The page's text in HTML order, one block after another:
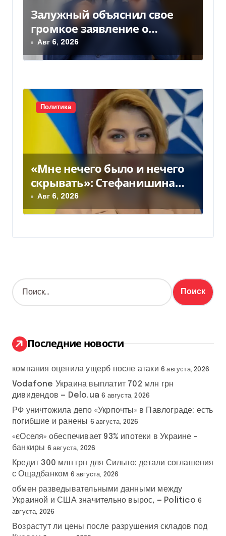
Залужный объяснил свое
громкое заявление о
вступлении Украины в НАТО
Авг 6, 2026
Политика
«Мне нечего было и нечего
скрывать»: Стефанишина
прокомментировала новое
подозрение
Авг 6, 2026
Н
а
:
Последние новости
компания оценила ущерб после атаки 6 августа, 2026
Vodafone Украина выплатит 702 млн грн
дивидендов — Delo.ua 6 августа, 2026
РФ уничтожила депо «Укрпочты» в Павлограде: есть
погибшие и ранены 6 августа, 2026
«єОселя» обеспечивает 93% ипотеки в Украине –
банкиры 6 августа, 2026
Кредит 300 млн грн для Сильпо: детали соглашения
с Ощадбанком 6 августа, 2026
обмен разведывательными данными между
Украиной и США значительно вырос, — Politico 6
августа, 2026
Возрастут ли цены после разрушения складов под